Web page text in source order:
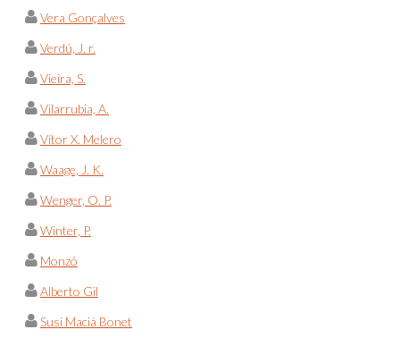
Vera Gonçalves
Verdú, J. r.
Vieira, S.
Vilarrubia, A.
Vítor X. Melero
Waage, J. K.
Wenger, O. P.
Winter, P.
Monzó
Alberto Gil
Susi Maciá Bonet